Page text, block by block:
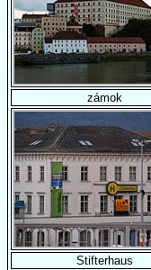
zámok
Stifterhaus